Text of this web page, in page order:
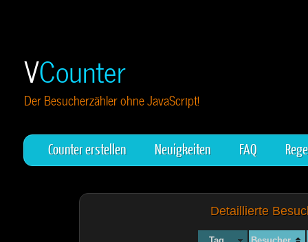
VCounter
Der Besucherzähler ohne JavaScript!
Counter erstellen Neuigkeiten FAQ
Detaillierte